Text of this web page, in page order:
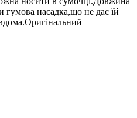
гумова насадка,що не дає їй